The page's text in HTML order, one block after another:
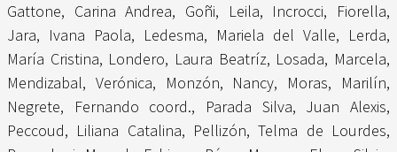
Gattone, Carina Andrea, Goñi, Leila, Incrocci, Fiorella,
Jara, Ivana Paola, Ledesma, Mariela del Valle, Lerda,
María Cristina, Londero, Laura Beatríz, Losada, Marcela,
Mendizabal, Verónica, Monzón, Nancy, Moras, Marilín,
Negrete, Fernando coord., Parada Silva, Juan Alexis,
Peccoud, Liliana Catalina, Pellizón, Telma de Lourdes,